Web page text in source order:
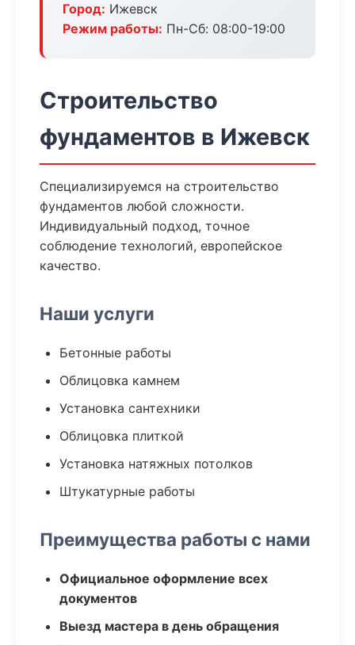
Город: Ижевск
Режим работы: Пн-Сб: 08:00-19:00
Строительство
фундаментов в Ижевск
Специализируемся на строительство
фундаментов любой сложности.
Индивидуальный подход, точное
соблюдение технологий, европейское
качество.
Наши услуги
Бетонные работы
Облицовка камнем
Установка сантехники
Облицовка плиткой
Установка натяжных потолков
Штукатурные работы
Преимущества работы с нами
Официальное оформление всех
документов
Выезд мастера в день обращения